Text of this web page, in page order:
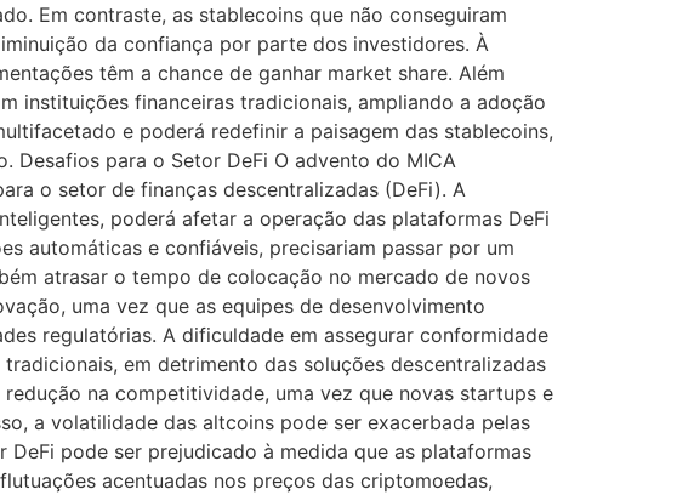
Em contraste, as stablecoins que não conseguiram
da confiança por parte dos investidores. À
têm a chance de ganhar market share. Além
instituições financeiras tradicionais, ampliando a adoção
e poderá redefinir a paisagem das stablecoins,
Desafios para o Setor DeFi O advento do MICA
o setor de finanças descentralizadas (DeFi). A
poderá afetar a operação das plataformas DeFi
automáticas e confiáveis, precisariam passar por um
atrasar o tempo de colocação no mercado de novos
uma vez que as equipes de desenvolvimento
regulatórias. A dificuldade em assegurar conformidade
em detrimento das soluções descentralizadas
na competitividade, uma vez que novas startups e
a volatilidade das altcoins pode ser exacerbada pelas
pode ser prejudicado à medida que as plataformas
acentuadas nos preços das criptomoedas,